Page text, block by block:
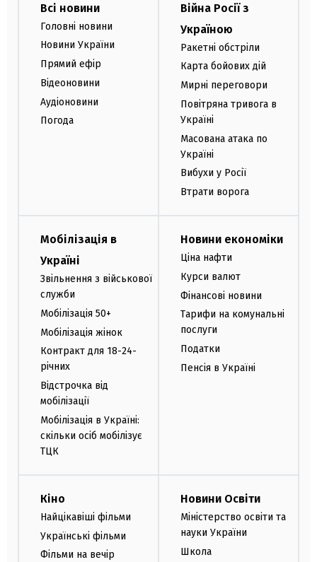
Всі новини
Головні новини
Новини України
Прямий ефір
Відеоновини
Аудіоновини
Погода
Війна Росії з
Україною
Ракетні обстріли
Карта бойових дій
Мирні переговори
Повітряна тривога в
Україні
Масована атака по
Україні
Вибухи у Росії
Втрати ворога
Мобілізація в
Україні
Звільнення з військової
служби
Мобілізація 50+
Мобілізація жінок
Контракт для 18-24-
річних
Відстрочка від
мобілізації
Мобілізація в Україні:
скільки осіб мобілізує
ТЦК
Новини економіки
Ціна нафти
Курси валют
Фінансові новини
Тарифи на комунальні
послуги
Податки
Пенсія в Україні
Кіно
Найцікавіші фільми
Українські фільми
Фільми на вечір
Новини Освіти
Міністерство освіти та
науки України
Школа